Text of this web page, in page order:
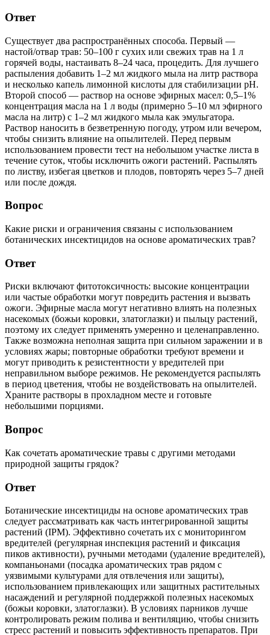
Ответ
Существует два распространённых способа. Первый —
настой/отвар трав: 50–100 г сухих или свежих трав на 1 л
горячей воды, настаивать 8–24 часа, процедить. Для лучшего
распыления добавить 1–2 мл жидкого мыла на литр раствора
и несколько капель лимонной кислоты для стабилизации pH.
Второй способ — раствор на основе эфирных масел: 0,5–1%
концентрация масла на 1 л воды (примерно 5–10 мл эфирного
масла на литр) с 1–2 мл жидкого мыла как эмульгатора.
Раствор наносить в безветренную погоду, утром или вечером,
чтобы снизить влияние на опылителей. Перед первым
использованием провести тест на небольшом участке листа в
течение суток, чтобы исключить ожоги растений. Распылять
по листву, избегая цветков и плодов, повторять через 5–7 дней
или после дождя.
Вопрос
Какие риски и ограничения связаны с использованием
ботанических инсектицидов на основе ароматических трав?
Ответ
Риски включают фитотоксичность: высокие концентрации
или частые обработки могут повредить растения и вызвать
ожоги. Эфирные масла могут негативно влиять на полезных
насекомых (божьи коровки, златоглазки) и пыльцу растений,
поэтому их следует применять умеренно и целенаправленно.
Также возможна неполная защита при сильном заражении и в
условиях жары; повторные обработки требуют времени и
могут приводить к резистентности у вредителей при
неправильном выборе режимов. Не рекомендуется распылять
в период цветения, чтобы не воздействовать на опылителей.
Храните растворы в прохладном месте и готовьте
небольшими порциями.
Вопрос
Как сочетать ароматические травы с другими методами
природной защиты грядок?
Ответ
Ботанические инсектициды на основе ароматических трав
следует рассматривать как часть интегрированной защиты
растений (IPM). Эффективно сочетать их с мониторингом
вредителей (регулярная инспекция растений и фиксация
пиков активности), ручными методами (удаление вредителей),
компаньонами (посадка ароматических трав рядом с
уязвимыми культурами для отвлечения или защиты),
использованием привлекающих или защитных растительных
насаждений и регулярной поддержкой полезных насекомых
(божьи коровки, златоглазки). В условиях парников лучше
контролировать режим полива и вентиляцию, чтобы снизить
стресс растений и повысить эффективность препаратов. При